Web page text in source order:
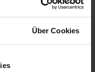
Über Cookies
zum runter kommen